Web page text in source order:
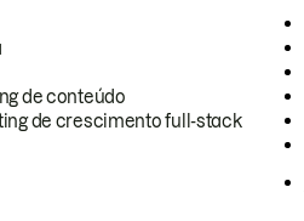
de conteúdo
de crescimento full-stack